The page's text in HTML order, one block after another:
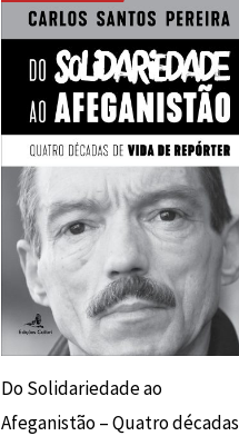
Do Solidariedade ao
Afeganistão – Quatro décadas
preço
original
era:
17,00 €.
preço
atual
é:
15,30 €.